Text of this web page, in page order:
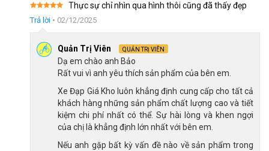
Tay đề lắc vận hàng mượt mà
Xe đạp sử dụng đùi đĩa hợp kim nhôm cốt vuông với số răng
50/34T, kết hợp líp thả 7 speed, cho dải truyền động linh hoạt,
phù hợp chạy đường bằng, tập luyện thể thao và leo dốc nhẹ.
Được xếp
hạng5 5
Thực sự chỉ nhìn qua hình thôi cũng đã thấy đẹp
Trả lời • 02/12/2025
Quản Trị Viên QUẢN TRỊ VIÊN
Dạ em chào anh Bảo
Rất vui vì anh yêu thích sản phẩm của bên em.
Xe Đạp Giá Kho luôn khẳng định cung cấp cho tất cả
khách hàng những sản phẩm chất lượng cao và tiết
kiệm chi phí nhất có thể. Sự hài lòng và khen ngợi
của chị là khẳng định lớn nhất với bên em.
Nếu anh gặp bất kỳ vấn đề nào về sản phẩm trong